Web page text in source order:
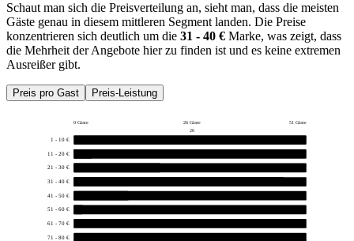
Schaut man sich die Preisverteilung an, sieht man, dass die meisten
Gäste genau in diesem mittleren Segment landen. Die Preise
konzentrieren sich deutlich um die 31 - 40 € Marke, was zeigt, dass
die Mehrheit der Angebote hier zu finden ist und es keine extremen
Ausreißer gibt.
Preis pro Gast Preis-Leistung
0 Gäste 26 Gäste 51 Gäste
26
1 - 10 €
11 - 20 €
21 - 30 €
31 - 40 €
41 - 50 €
51 - 60 €
61 - 70 €
71 - 80 €